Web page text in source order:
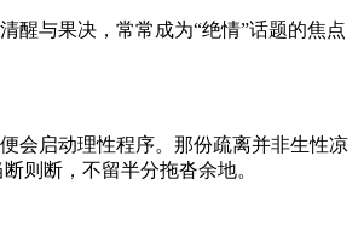
与果决，常常成为“绝情”话题的焦点
启动理性程序。那份疏离并非生性凉
则断，不留半分拖沓余地。